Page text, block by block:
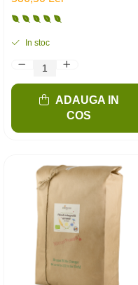
In stoc
ADAUGA IN
COS